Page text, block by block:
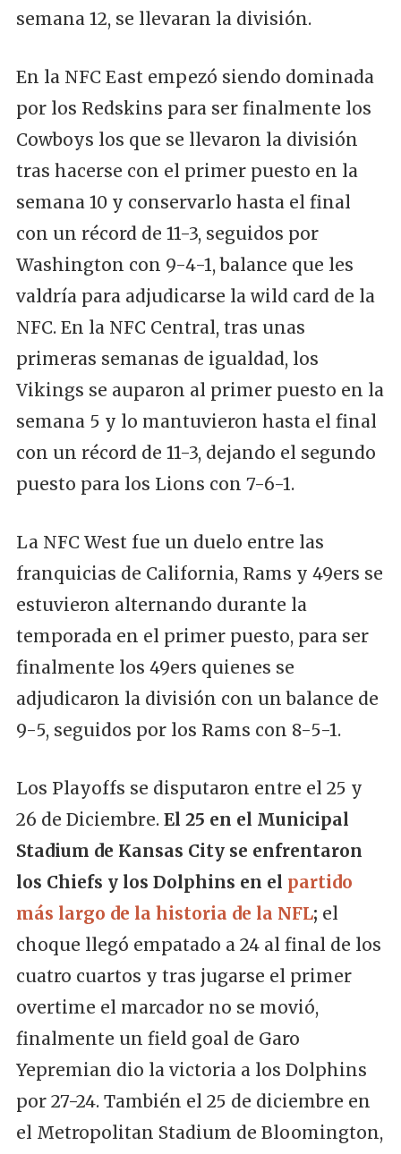
semana 12, se llevaran la división.
En la NFC East empezó siendo dominada
por los Redskins para ser finalmente los
Cowboys los que se llevaron la división
tras hacerse con el primer puesto en la
semana 10 y conservarlo hasta el final
con un récord de 11-3, seguidos por
Washington con 9-4-1, balance que les
valdría para adjudicarse la wild card de la
NFC. En la NFC Central, tras unas
primeras semanas de igualdad, los
Vikings se auparon al primer puesto en la
semana 5 y lo mantuvieron hasta el final
con un récord de 11-3, dejando el segundo
puesto para los Lions con 7-6-1.
La NFC West fue un duelo entre las
franquicias de California, Rams y 49ers se
estuvieron alternando durante la
temporada en el primer puesto, para ser
finalmente los 49ers quienes se
adjudicaron la división con un balance de
9-5, seguidos por los Rams con 8-5-1.
Los Playoffs se disputaron entre el 25 y
26 de Diciembre. El 25 en el Municipal
Stadium de Kansas City se enfrentaron
los Chiefs y los Dolphins en el partido
más largo de la historia de la NFL; el
choque llegó empatado a 24 al final de los
cuatro cuartos y tras jugarse el primer
overtime el marcador no se movió,
finalmente un field goal de Garo
Yepremian dio la victoria a los Dolphins
por 27-24. También el 25 de diciembre en
el Metropolitan Stadium de Bloomington,